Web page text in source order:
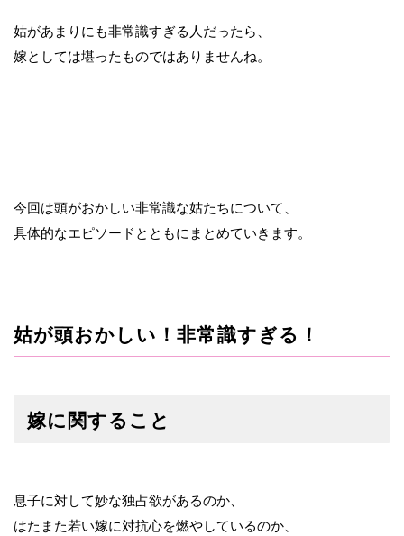
姑があまりにも非常識すぎる人だったら、
嫁としては堪ったものではありませんね。
今回は頭がおかしい非常識な姑たちについて、
具体的なエピソードとともにまとめていきます。
姑が頭おかしい！非常識すぎる！
嫁に関すること
息子に対して妙な独占欲があるのか、
はたまた若い嫁に対抗心を燃やしているのか、